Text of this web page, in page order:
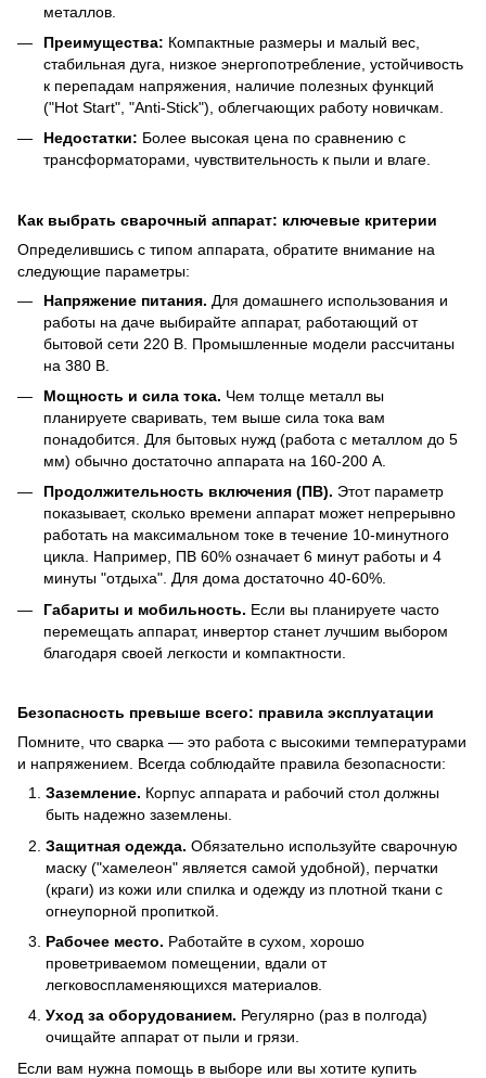
металлов.
Преимущества: Компактные размеры и малый вес,
стабильная дуга, низкое энергопотребление, устойчивость
к перепадам напряжения, наличие полезных функций
("Hot Start", "Anti-Stick"), облегчающих работу новичкам.
Недостатки: Более высокая цена по сравнению с
трансформаторами, чувствительность к пыли и влаге.
Как выбрать сварочный аппарат: ключевые критерии
Определившись с типом аппарата, обратите внимание на
следующие параметры:
Напряжение питания. Для домашнего использования и
работы на даче выбирайте аппарат, работающий от
бытовой сети 220 В. Промышленные модели рассчитаны
на 380 В.
Мощность и сила тока. Чем толще металл вы
планируете сваривать, тем выше сила тока вам
понадобится. Для бытовых нужд (работа с металлом до 5
мм) обычно достаточно аппарата на 160-200 А.
Продолжительность включения (ПВ). Этот параметр
показывает, сколько времени аппарат может непрерывно
работать на максимальном токе в течение 10-минутного
цикла. Например, ПВ 60% означает 6 минут работы и 4
минуты "отдыха". Для дома достаточно 40-60%.
Габариты и мобильность. Если вы планируете часто
перемещать аппарат, инвертор станет лучшим выбором
благодаря своей легкости и компактности.
Безопасность превыше всего: правила эксплуатации
Помните, что сварка — это работа с высокими температурами
и напряжением. Всегда соблюдайте правила безопасности:
Заземление. Корпус аппарата и рабочий стол должны
быть надежно заземлены.
Защитная одежда. Обязательно используйте сварочную
маску ("хамелеон" является самой удобной), перчатки
(краги) из кожи или спилка и одежду из плотной ткани с
огнеупорной пропиткой.
Рабочее место. Работайте в сухом, хорошо
проветриваемом помещении, вдали от
легковоспламеняющихся материалов.
Уход за оборудованием. Регулярно (раз в полгода)
очищайте аппарат от пыли и грязи.
Если вам нужна помощь в выборе или вы хотите купить